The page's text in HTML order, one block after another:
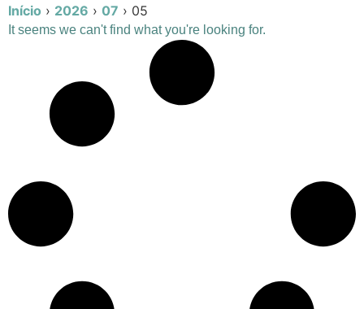
Início › 2026 › 07 › 05
It seems we can't find what you're looking for.